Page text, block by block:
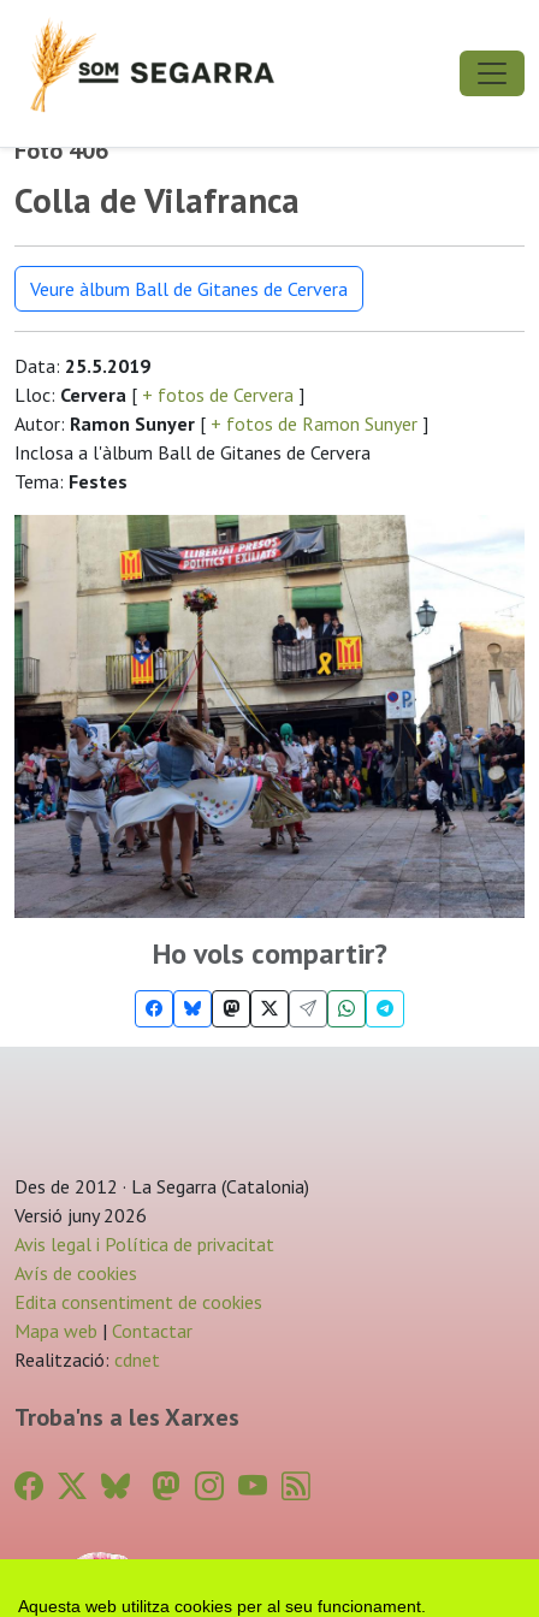
Aquesta web utilitza cookies per al seu funcionament.
Foto 406
Colla de Vilafranca
Veure àlbum Ball de Gitanes de Cervera
Data: 25.5.2019
Lloc: Cervera [ + fotos de Cervera ]
Autor: Ramon Sunyer [ + fotos de Ramon Sunyer ]
Inclosa a l'àlbum Ball de Gitanes de Cervera
Tema: Festes
Ho vols compartir?
Des de 2012 · La Segarra (Catalonia)
Versió juny 2026
Avis legal i Política de privacitat
Avís de cookies
Edita consentiment de cookies
Mapa web | Contactar
Realització: cdnet
Troba'ns a les Xarxes